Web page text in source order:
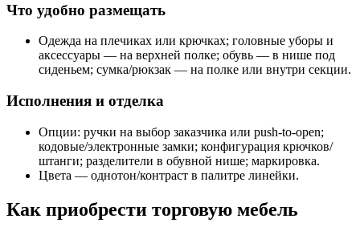
Что удобно размещать
Одежда на плечиках или крючках; головные уборы и
аксессуары — на верхней полке; обувь — в нише под
сиденьем; сумка/рюкзак — на полке или внутри секции.
Исполнения и отделка
Опции: ручки на выбор заказчика или push‑to‑open;
кодовые/электронные замки; конфигурация крючков/
штанги; разделители в обувной нише; маркировка.
Цвета — однотон/контраст в палитре линейки.
Как приобрести торговую мебель